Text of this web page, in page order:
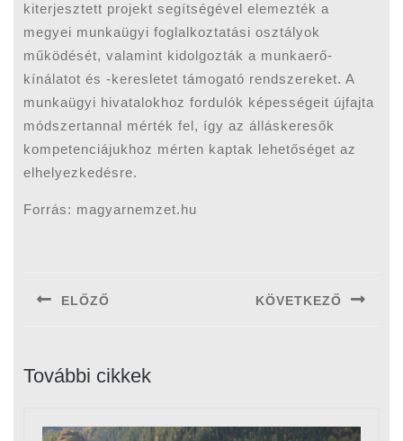
kiterjesztett projekt segítségével elemezték a
megyei munkaügyi foglalkoztatási osztályok
működését, valamint kidolgozták a munkaerő-
kínálatot és -keresletet támogató rendszereket. A
munkaügyi hivatalokhoz fordulók képességeit újfajta
módszertannal mérték fel, így az álláskeresők
kompetenciájukhoz mérten kaptak lehetőséget az
elhelyezkedésre.
Forrás: magyarnemzet.hu
ELŐZŐ KÖVETKEZŐ
További cikkek